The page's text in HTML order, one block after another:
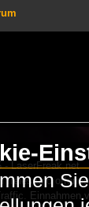
- LaserFreak.net
freies und
Einnahmen